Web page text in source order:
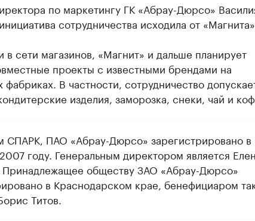
по маркетингу ГК «Абрау-Дюрсо»
сотрудничества исходила от «Магнита».
в сети магазинов, «Магнит» и дальше планирует
проекты с известными брендами на
фабриках. В частности, сотрудничество
изделия, заморозка, снеки, чай и
СПАРК, ПАО «Абрау-Дюрсо» зарегистрировано в
году. Генеральным директором является
Принадлежащее обществу ЗАО «Абрау-Дюрсо»
в Краснодарском крае, бенефициаром
Титов.